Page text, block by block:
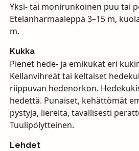
Yksi- tai monirunkoinen puu tai
Etelänharmaaleppä 3–15 m,
m.
Kukka
Pienet hede- ja emikukat eri
Kellanvihreät tai keltaiset
riippuvan hedenorkon.
hedettä. Punaiset, kehättömät
pystyjä, liereitä, tavallisesti
Tuulipölytteinen.
Lehdet